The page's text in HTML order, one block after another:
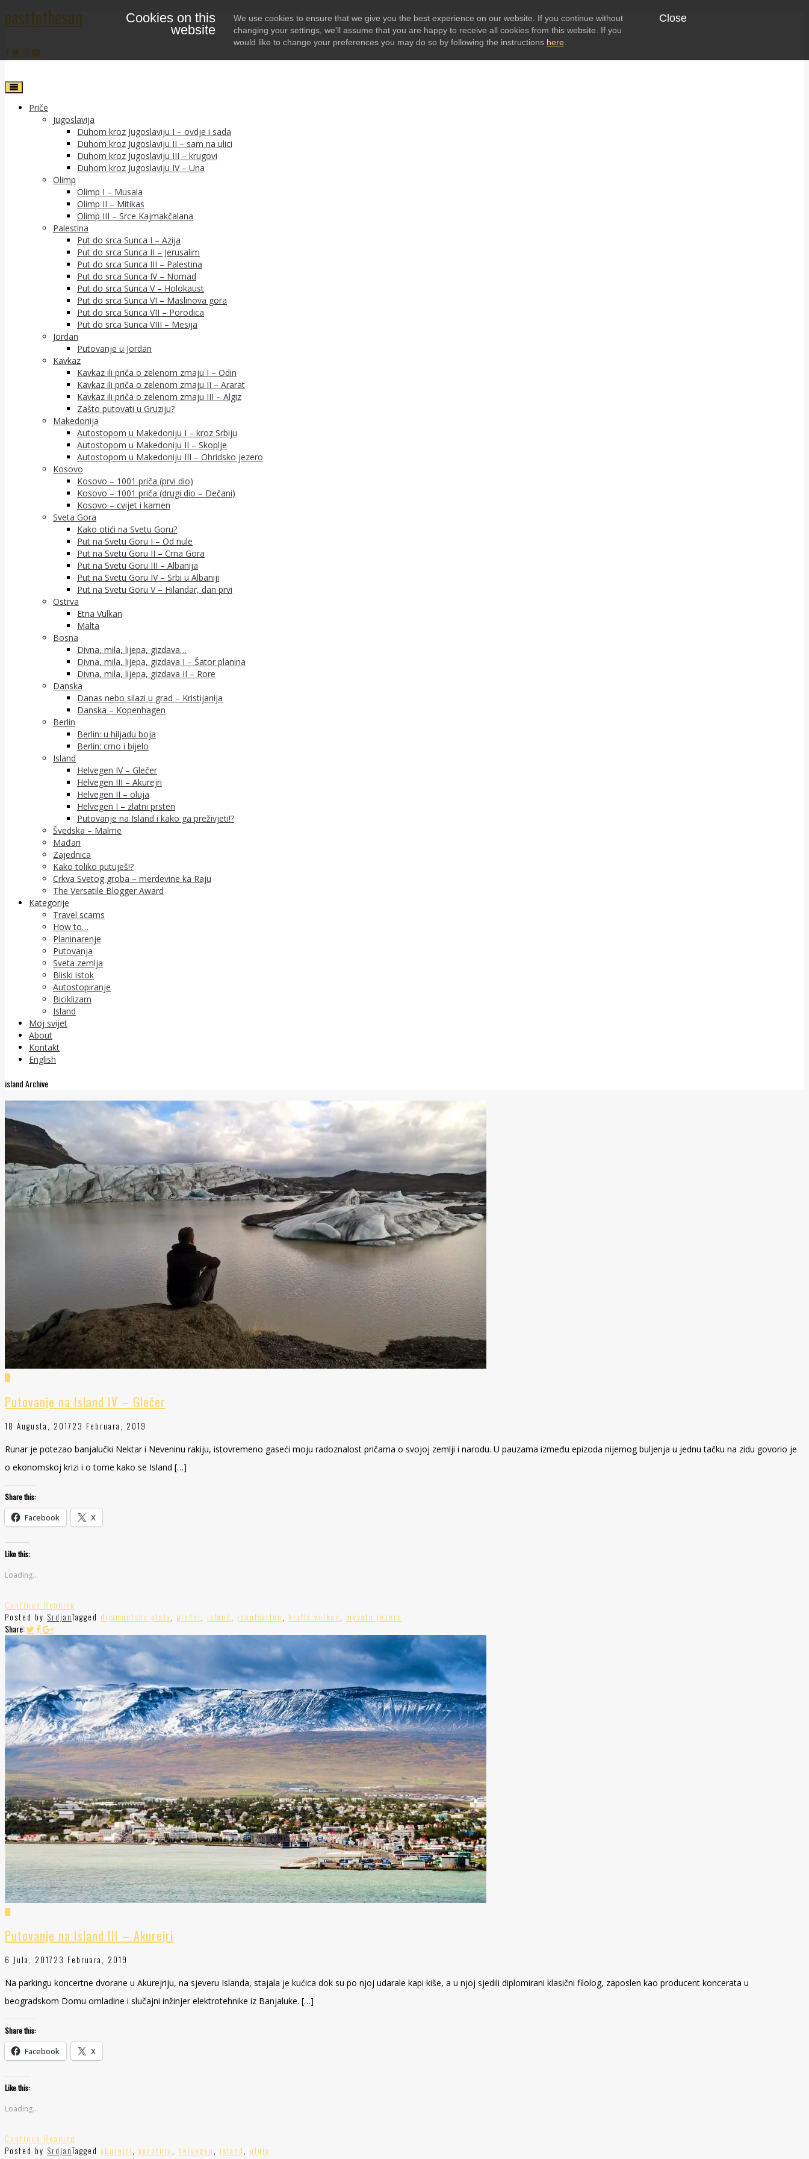
Cookies on this
website
We use cookies to ensure that we give you the best experience on our website. If you continue without
changing your settings, we'll assume that you are happy to receive all cookies from this website. If you
would like to change your preferences you may do so by following the instructions here.
Close
Skip
to
easttothesun
Priče
Jugoslavija
Duhom kroz Jugoslaviju I – ovdje i sada
Duhom kroz Jugoslaviju II – sam na ulici
Duhom kroz Jugoslaviju III – krugovi
Duhom kroz Jugoslaviju IV – Una
Olimp
Olimp I – Musala
Olimp II – Mitikas
Olimp III – Srce Kajmakčalana
Palestina
Put do srca Sunca I – Azija
Put do srca Sunca II – Jerusalim
Put do srca Sunca III – Palestina
Put do srca Sunca IV – Nomad
Put do srca Sunca V – Holokaust
Put do srca Sunca VI – Maslinova gora
Put do srca Sunca VII – Porodica
Put do srca Sunca VIII – Mesija
Jordan
Putovanje u Jordan
Kavkaz
Kavkaz ili priča o zelenom zmaju I – Odin
Kavkaz ili priča o zelenom zmaju II – Ararat
Kavkaz ili priča o zelenom zmaju III – Algiz
Zašto putovati u Gruziju?
Makedonija
Autostopom u Makedoniju I – kroz Srbiju
Autostopom u Makedoniju II – Skoplje
Autostopom u Makedoniju III – Ohridsko jezero
Kosovo
Kosovo – 1001 priča (prvi dio)
Kosovo – 1001 priča (drugi dio – Dečani)
Kosovo – cvijet i kamen
Sveta Gora
Kako otići na Svetu Goru?
Put na Svetu Goru I – Od nule
Put na Svetu Goru II – Crna Gora
Put na Svetu Goru III – Albanija
Put na Svetu Goru IV – Srbi u Albaniji
Put na Svetu Goru V – Hilandar, dan prvi
Ostrva
Etna Vulkan
Malta
Bosna
Divna, mila, lijepa, gizdava…
Divna, mila, lijepa, gizdava I – Šator planina
Divna, mila, lijepa, gizdava II – Rore
Danska
Danas nebo silazi u grad – Kristijanija
Danska – Kopenhagen
Berlin
Berlin: u hiljadu boja
Berlin: crno i bijelo
Island
Helvegen IV – Glečer
Helvegen III – Akurejri
Helvegen II – oluja
Helvegen I – zlatni prsten
Putovanje na Island i kako ga preživjeti!?
Švedska – Malme
Mađari
Zajednica
Kako toliko putuješ!?
Crkva Svetog groba – merdevine ka Raju
The Versatile Blogger Award
Kategorije
Travel scams
How to…
Planinarenje
Putovanja
Sveta zemlja
Bliski istok
Autostopiranje
Biciklizam
Island
Moj svijet
About
Kontakt
English
island Archive
Putovanje na Island IV – Glečer
18 Augusta, 2017 23 Februara, 2019
Runar je potezao banjalučki Nektar i Neveninu rakiju, istovremeno gaseći moju radoznalost pričama o svojoj zemlji i narodu. U pauzama između epizoda nijemog buljenja u jednu tačku na zidu govorio je
o ekonomskoj krizi i o tome kako se Island […]
Share this:
Facebook X
Like this:
Loading...
Continue Reading
Posted by SrdjanTagged dijamantska plaža , glečer, island , jokulsarlon , krafla vulkan , myvatn jezero
Share:
Putovanje na Island III – Akurejri
6 Jula, 2017 23 Februara, 2019
Na parkingu koncertne dvorane u Akurejriju, na sjeveru Islanda, stajala je kućica dok su po njoj udarale kapi kiše, a u njoj sjedili diplomirani klasični filolog, zaposlen kao producent koncerata u
beogradskom Domu omladine i slučajni inžinjer elektrotehnike iz Banjaluke. […]
Share this:
Facebook X
Like this:
Loading...
Continue Reading
Posted by SrdjanTagged akurejri , avantura , helvegen , island , oluja